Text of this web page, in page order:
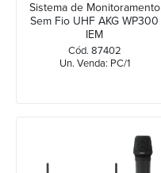
Sistema de Monitoramento
Sem Fio UHF AKG WP300
IEM
Cód. 87402
Un. Venda: PC/1